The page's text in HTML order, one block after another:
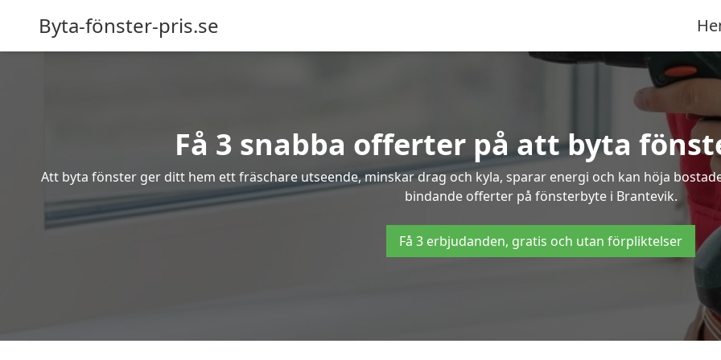
Byta-fönster-pris.se
Få 3 snabba offerter på att byta
Att byta fönster ger ditt hem ett fräschare utseende, minskar drag och kyla, sparar energi och kan höja
bindande offerter på fönsterbyte i Brantevik.
Få 3 erbjudanden, gratis och utan förpliktelser